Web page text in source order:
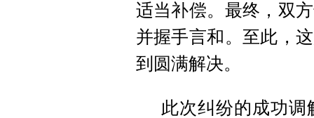
适当补偿。最终，双
并握手言和。至此，
到圆满解决。
此次纠纷的成功